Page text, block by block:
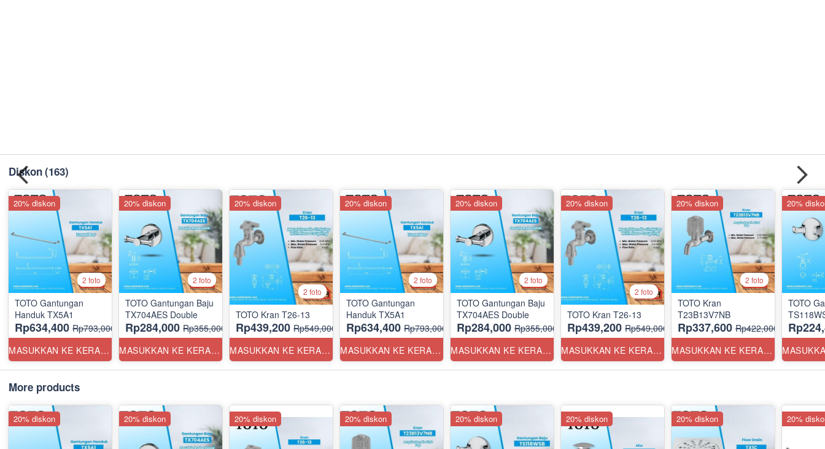
Diskon(163)
2 foto
TOTO Gantungan
Handuk TX5A1
Rp634,400 Rp793,000
MASUKKAN KE KERANJANG
20% diskon
2 foto
TOTO Gantungan Baju
TX704AES Double
Rp284,000 Rp355,000
MASUKKAN KE KERANJANG
20% diskon
2 foto
TOTO Kran T26-13
Rp439,200 Rp549,000
MASUKKAN KE KERANJANG
20% diskon
2 foto
TOTO Gantungan
Handuk TX5A1
Rp634,400 Rp793,000
MASUKKAN KE KERANJANG
20% diskon
2 foto
TOTO Gantungan Baju
TX704AES Double
Rp284,000 Rp355,000
MASUKKAN KE KERANJANG
20% diskon
2 foto
TOTO Kran T26-13
Rp439,200 Rp549,000
MASUKKAN KE KERANJANG
20% diskon
2 foto
TOTO Kran
T23B13V7NB
Rp337,600 Rp422,000
MASUKKAN KE KERANJANG
20% diskon
TOTO
20%
More products
20% diskon 20% diskon 20% diskon 20% diskon 20% diskon 20% diskon 20% diskon 20%